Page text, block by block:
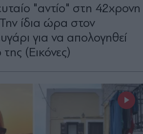
"αντίο" στη 42χρονη
ίδια ώρα στον
για να απολογηθεί
(Εικόνες)